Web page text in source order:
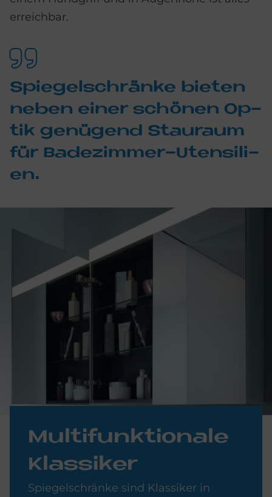
erreichbar.
Spie­gel­schrän­ke bie­ten
ne­ben ei­ner schö­nen Op­
tik ge­nü­gend Stau­raum
für Ba­de­zim­mer-Uten­si­li­
en.
Mul­ti­funk­tio­na­le
Klas­si­ker
Spiegelschränke sind Klassiker in